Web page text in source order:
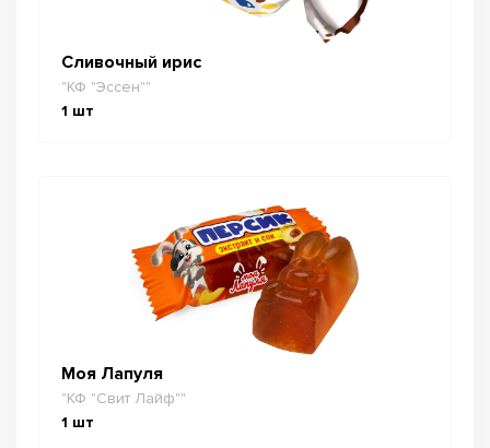
Сливочный ирис
"КФ "Эссен""
1 шт
Моя Лапуля
"КФ "Свит Лайф""
1 шт